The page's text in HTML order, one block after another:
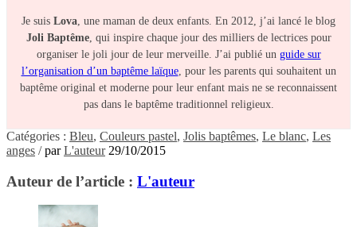
Je suis Lova, une maman de deux enfants. En 2012, j’ai lancé le blog
Joli Baptême, qui inspire chaque jour des milliers de lectrices pour
organiser le joli jour de leur merveille. J’ai publié un guide sur
l’organisation d’un baptême laïque, pour les parents qui souhaitent un
baptême original et moderne pour leur enfant mais ne se reconnaissent
pas dans le baptême traditionnel religieux.
Catégories : Bleu, Couleurs pastel, Jolis baptêmes, Le blanc, Les
anges /parL'auteur 29/10/2015
Auteur de l’article : L'auteur